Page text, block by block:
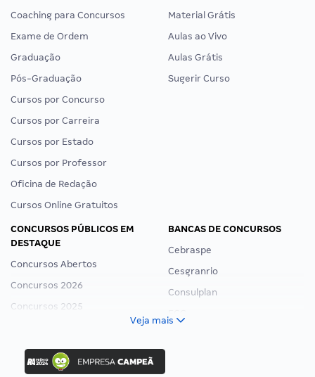
Coaching para Concursos
Exame de Ordem
Graduação
Pós-Graduação
Cursos por Concurso
Cursos por Carreira
Cursos por Estado
Cursos por Professor
Oficina de Redação
Cursos Online Gratuitos
Material Grátis
Aulas ao Vivo
Aulas Grátis
Sugerir Curso
CONCURSOS PÚBLICOS EM
DESTAQUE
Concursos Abertos
Concursos 2026
Concursos 2025
Concurso Ibama
Concurso MPU
BANCAS DE CONCURSOS
Cebraspe
Cesgranrio
Consulplan
Veja mais